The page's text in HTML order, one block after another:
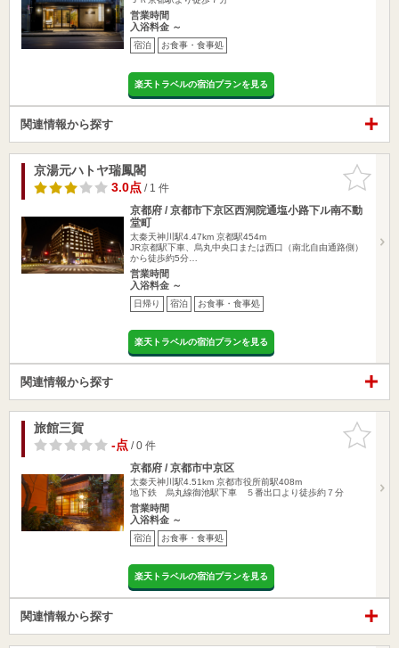
営業時間
入浴料金 ～
宿泊 お食事・食事処
楽天トラベルの宿泊プランを見る
関連情報から探す
お気に入
りに追加
京湯元ハトヤ瑞鳳閣
3.0点/ 1 件
京都府 / 京都市下京区西洞院通塩小路下ル南不動
堂町
太秦天神川駅4.47km 京都駅454m
JR京都駅下車、烏丸中央口または西口（南北自由通路側）
から徒歩約5分…
営業時間
入浴料金 ～
日帰り 宿泊 お食事・食事処
楽天トラベルの宿泊プランを見る
関連情報から探す
お気に入
りに追加
旅館三賀
-点/ 0 件
京都府 / 京都市中京区
太秦天神川駅4.51km 京都市役所前駅408m
地下鉄 烏丸線御池駅下車 ５番出口より徒歩約７分
営業時間
入浴料金 ～
宿泊 お食事・食事処
楽天トラベルの宿泊プランを見る
関連情報から探す